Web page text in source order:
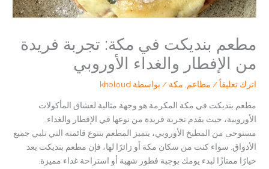
مطعم بنديكت في مكة: تجربة فريدة
من الإفطار والغداء الأوروبي
اترك تعليقاً / مطاعم, مكة / بواسطة kholoud
مطعم بنديكت في مكة المكرمة هو وجهة مثالية لعشاق المأكولات
الأوروبية، حيث يقدم تجربة فريدة من نوعها في الإفطار والغداء.
مستوحى من المطبخ الأوروبي، يتميز المطعم بتنوع قائمته التي تلبي جميع
الأذواق. سواء كنت من سكان مكة أو زائرًا لها، فإن مطعم بنديكت يعد
خيارًا ممتازًا لبدء يومك بوجبة فطور شهية أو استراحة غداء مميزة.